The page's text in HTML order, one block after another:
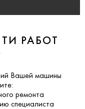
РАБОТ
Вашей машины
ремонта
специалиста